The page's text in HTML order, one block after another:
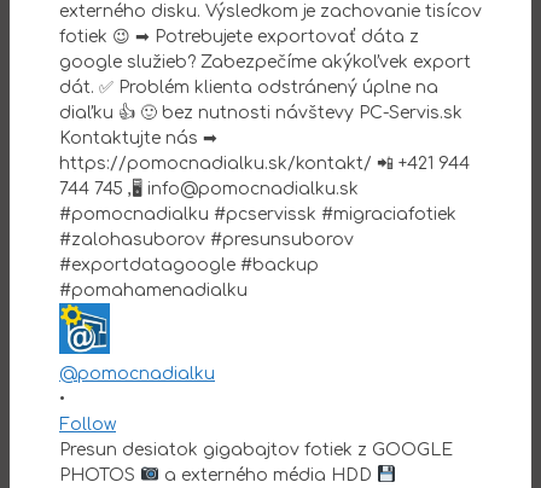
@pomocnadialku
•
Follow
Presun desiatok gigabajtov fotiek z GOOGLE
PHOTOS
a externého média HDD